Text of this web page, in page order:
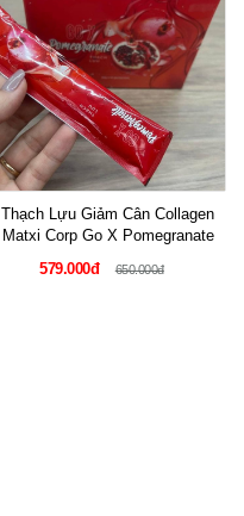
Thạch Lựu Giảm Cân Collagen
Matxi Corp Go X Pomegranate
579.000đ
650.000đ